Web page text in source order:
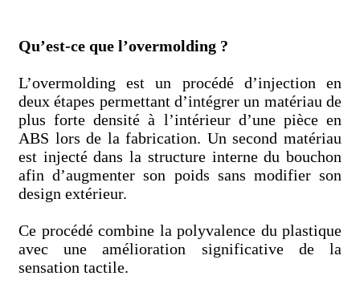
Qu’est-ce que l’overmolding ?
L’overmolding est un procédé d’injection en
deux étapes permettant d’intégrer un matériau de
plus forte densité à l’intérieur d’une pièce en
ABS lors de la fabrication. Un second matériau
est injecté dans la structure interne du bouchon
afin d’augmenter son poids sans modifier son
design extérieur.
Ce procédé combine la polyvalence du plastique
avec une amélioration significative de la
sensation tactile.